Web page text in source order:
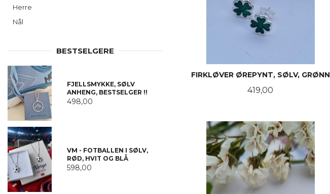
FIRKLØVER ØREPYNT, SØLV, GRØNN
Pris
419,00
KJØP
Herre
Nål
BESTSELGERE
FJELLSMYKKE, SØLV
ANHENG, BESTSELGER !!
498,00
VM - FOTBALLEN I SØLV,
RØD, HVIT OG BLÅ
598,00